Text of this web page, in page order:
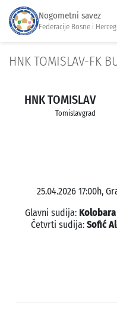
Nogometni savez
Federacije Bosne i
HNK TOMISLAV-FK
HNK TOMISLAV
Tomislavgrad
25.04.2026 17:00h,
Glavni sudija:
Četvrti sudija: Sofić